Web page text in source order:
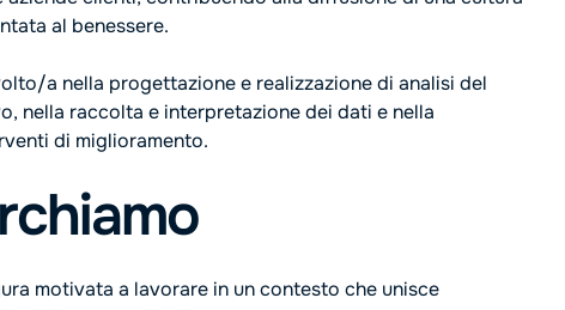
al benessere.
a nella progettazione e realizzazione di analisi del
nella raccolta e interpretazione dei dati e nella
di miglioramento.
motivata a lavorare in un contesto che unisce